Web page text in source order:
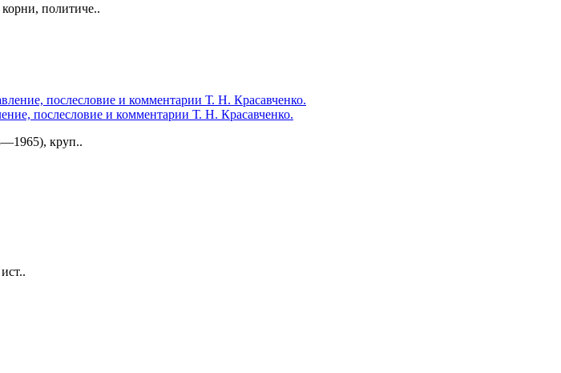
политиче..
послесловие и комментарии Т. Н. Красавченко.
круп..